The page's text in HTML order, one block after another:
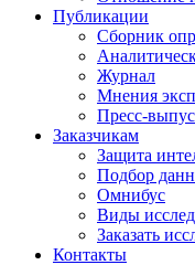
Публикации
Сборник
Журнал
Мнения
Пресс-
Заказчикам
Защита
Подбор
Омнибус
Виды
Заказать
Контакты